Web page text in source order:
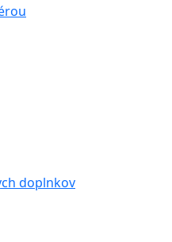
doplnkov